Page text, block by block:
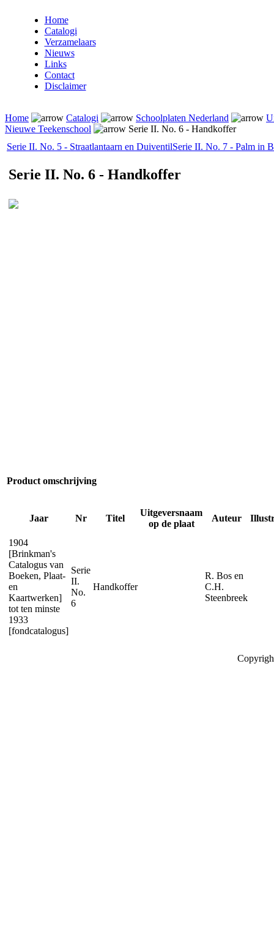
Home
Catalogi
Verzamelaars
Nieuws
Links
Contact
Disclaimer
Home Catalogi Schoolplaten Nederland
Nieuwe Teekenschool
Serie II. No. 6 - Handkoffer
Serie II. No. 5 - Straatlantaarn en DuiventilSerie II. No. 7 - Palm in
Serie II. No. 6 - Handkoffer
Product omschrijving
Jaar Nr Titel
Uitgeversnaam
op de plaat
Auteur
1904
[Brinkman's
Catalogus van
Boeken, Plaat-
en
Kaartwerken]
tot ten minste
1933
[fondcatalogus]
Serie
II.
No.
6
Handkoffer
R. Bos en
C.H.
Steenbreek